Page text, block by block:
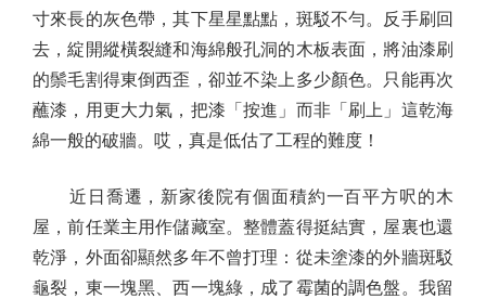
寸來長的灰色帶，其下星星點點，斑駁不勻。反手刷回
去，綻開縱橫裂縫和海綿般孔洞的木板表面，將油漆刷
的鬃毛割得東倒西歪，卻並不染上多少顏色。只能再次
蘸漆，用更大力氣，把漆「按進」而非「刷上」這乾海
綿一般的破牆。哎，真是低估了工程的難度！
近日喬遷，新家後院有個面積約一百平方呎的木
屋，前任業主用作儲藏室。整體蓋得挺結實，屋裏也還
乾淨，外面卻顯然多年不曾打理：從未塗漆的外牆斑駁
龜裂，東一塊黑、西一塊綠，成了霉菌的調色盤。我留